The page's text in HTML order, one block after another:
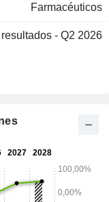
con dos productos
un analgésico no
en la vía
específicamente
Farmacéuticos
- Q2 2026